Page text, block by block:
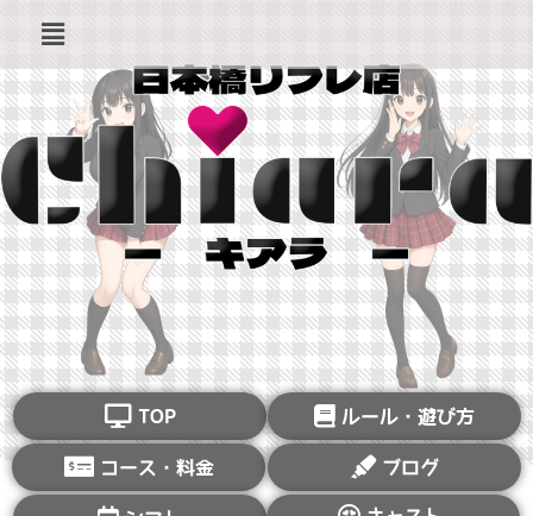
TOP ルール・遊び方
コース・料金 ブログ